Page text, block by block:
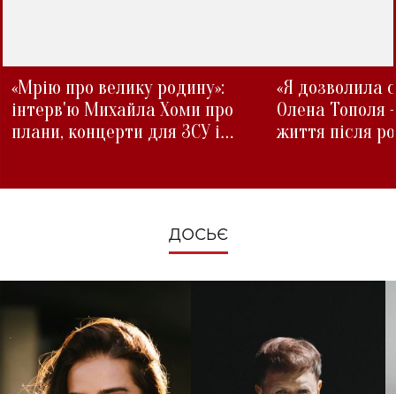
«Мрію про велику родину»:
інтерв'ю Михайла Хоми про
плани, концерти для ЗСУ і
«Я дозволила
Олена Тополя
життя після
ДОСЬЄ